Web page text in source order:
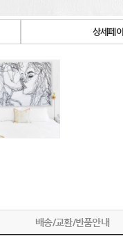
상세페
배송/교환/반품안내